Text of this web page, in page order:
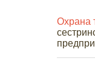
Охрана